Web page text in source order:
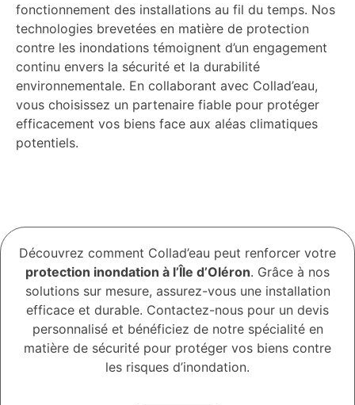
fonctionnement des installations au fil du temps. Nos
technologies brevetées en matière de protection
contre les inondations témoignent d’un engagement
continu envers la sécurité et la durabilité
environnementale. En collaborant avec Collad’eau,
vous choisissez un partenaire fiable pour protéger
efficacement vos biens face aux aléas climatiques
potentiels.
Découvrez comment Collad’eau peut renforcer votre
protection inondation à l’Île d’Oléron. Grâce à nos
solutions sur mesure, assurez-vous une installation
efficace et durable. Contactez-nous pour un devis
personnalisé et bénéficiez de notre spécialité en
matière de sécurité pour protéger vos biens contre
les risques d’inondation.